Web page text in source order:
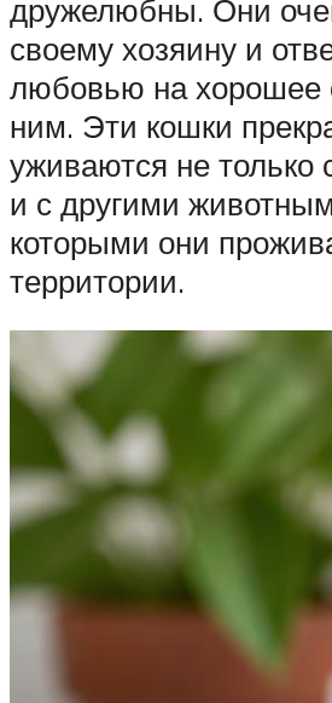
дружелюбны. Они
своему хозяину и
любовью на хорошее
ним. Эти кошки
уживаются не
и с другими
которыми они
территории.